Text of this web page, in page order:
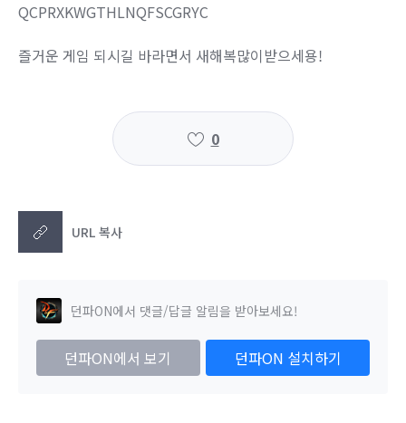
QCPRXKWGTHLNQFSCGRYC
즐거운 게임 되시길 바라면서 새해복많이받으세용!
0
URL 복사
던파ON에서 댓글/답글 알림을 받아보세요!
던파ON에서 보기 던파ON 설치하기